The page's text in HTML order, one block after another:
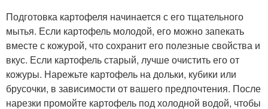
Подготовка картофеля начинается с его тщательного
мытья. Если картофель молодой, его можно запекать
вместе с кожурой, что сохранит его полезные свойства и
вкус. Если картофель старый, лучше очистить его от
кожуры. Нарежьте картофель на дольки, кубики или
брусочки, в зависимости от вашего предпочтения. После
нарезки промойте картофель под холодной водой, чтобы